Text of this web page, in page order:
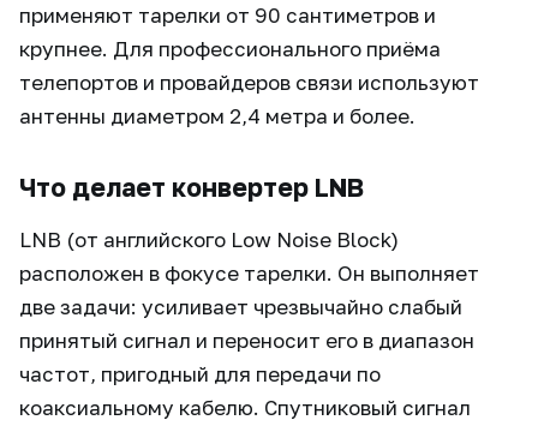
применяют тарелки от 90 сантиметров и
крупнее. Для профессионального приёма
телепортов и провайдеров связи используют
антенны диаметром 2,4 метра и более.
Что делает конвертер LNB
LNB (от английского Low Noise Block)
расположен в фокусе тарелки. Он выполняет
две задачи: усиливает чрезвычайно слабый
принятый сигнал и переносит его в диапазон
частот, пригодный для передачи по
коаксиальному кабелю. Спутниковый сигнал